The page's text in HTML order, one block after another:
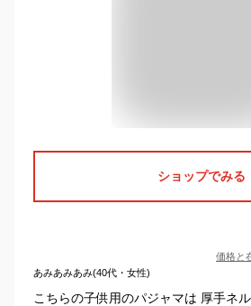
ショップでみる
価格と
あみあみあみ(40代・女性)
こちらの子供用のパジャマは 厚手ネ